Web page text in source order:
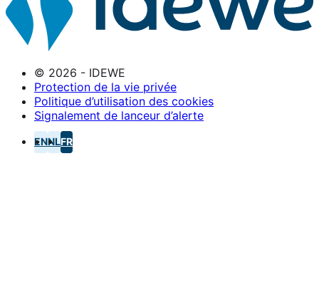
© 2026 - IDEWE
Protection de la vie privée
Politique d’utilisation des cookies
Signalement de lanceur d’alerte
ENNLFR